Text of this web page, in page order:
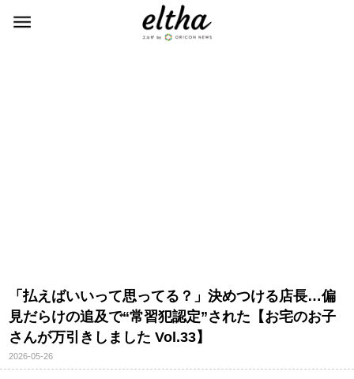
「払えばいいって思ってる？」決めつける店長…偏
見だらけの追及で“常習犯認定”された【お宅のお子
さんが万引きしました Vol.33】
2026-05-26